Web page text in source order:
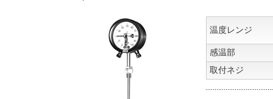
温度レンジ
感温部
取付ネジ